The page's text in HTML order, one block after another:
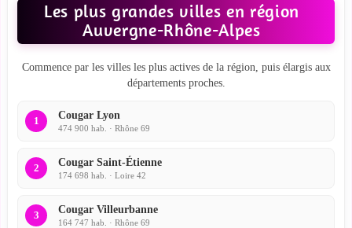
Les plus grandes villes en région
Auvergne-Rhône-Alpes
Commence par les villes les plus actives de la région, puis élargis aux
départements proches.
1 Cougar Lyon
474 900 hab. · Rhône 69
2 Cougar Saint-Étienne
174 698 hab. · Loire 42
3 Cougar Villeurbanne
164 747 hab. · Rhône 69